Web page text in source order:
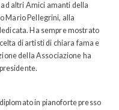
altri Amici amanti della
Mario Pellegrini, alla
Ha sempre mostrato
di artisti di chiara fama e
della Associazione ha
in pianoforte presso